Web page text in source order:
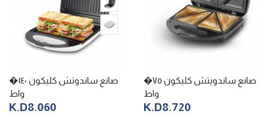
صانع ساندوتش كليكون ١٤٠�
واط
K.D8.060
صانع ساندويتش كليكون ٧٥�
واط
K.D8.720